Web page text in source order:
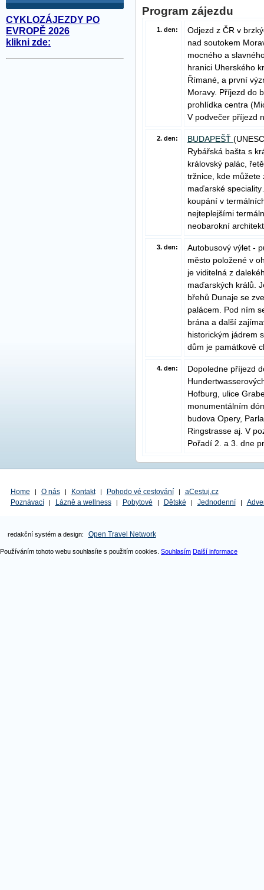
CYKLOZÁJEZDY PO
EVROPĚ 2026
klikni zde:
Program zájezdu
1. den:
Odjezd z ČR v
nad soutokem
mocného a
hranici Uherského
Římané, a první
Moravy. Příjezd do
prohlídka centra
V podvečer příjezd
2. den: BUDAPEŠŤ
Rybářská bašta s
královský palác,
tržnice, kde můžete
maďarské
koupání v
nejteplejšími
neobarokní
3. den:
Autobusový výlet -
město položené v
je viditelná z
maďarských králů.
břehů Dunaje se
palácem. Pod ním
brána a další
historickým jádrem
dům je památkově
4. den:
Dopoledne příjezd
Hofburg, ulice
monumentálním
budova Opery,
Ringstrasse aj. V
Pořadí 2. a 3. dne
Home | O nás | Kontakt | Pohodo vé cestování |
aCestuj.cz
Poznávací
| Lázně a wellness | Pobytové | Dětské | Jednodenní |
redakční systém a design: Open Travel Network
Používáním tohoto webu souhlasíte s použitím cookies. Souhlasím Další informace